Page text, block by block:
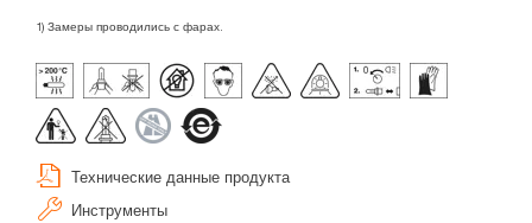
1) Замеры проводились с фарах.
Технические данные продукта
Инструменты